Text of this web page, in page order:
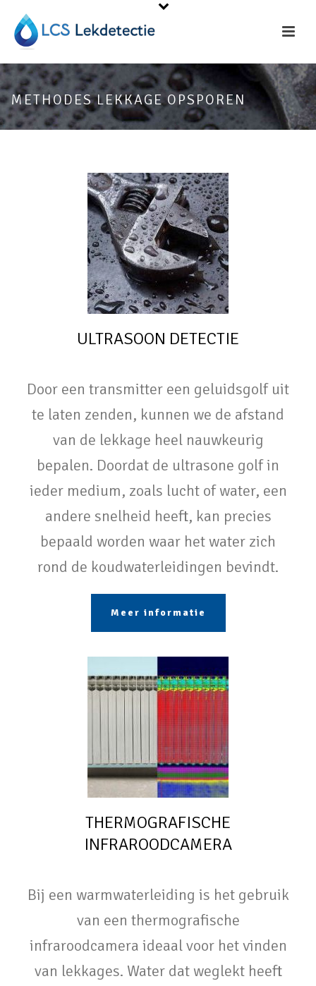
METHODES LEKKAGE OPSPOREN
ULTRASOON DETECTIE
Door een transmitter een geluidsgolf uit
te laten zenden, kunnen we de afstand
van de lekkage heel nauwkeurig
bepalen. Doordat de ultrasone golf in
ieder medium, zoals lucht of water, een
andere snelheid heeft, kan precies
bepaald worden waar het water zich
rond de koudwaterleidingen bevindt.
Meer informatie
THERMOGRAFISCHE
INFRAROODCAMERA
Bij een warmwaterleiding is het gebruik
van een thermografische
infraroodcamera ideaal voor het vinden
van lekkages. Water dat weglekt heeft